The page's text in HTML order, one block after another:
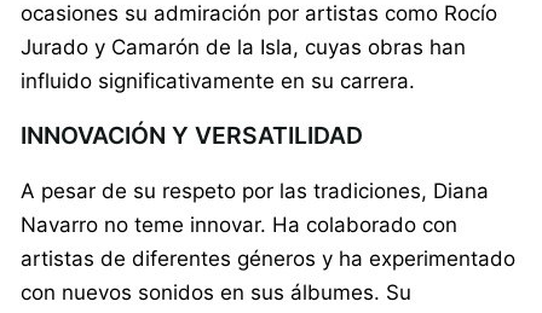
ocasiones su admiración por artistas como Rocío
Jurado y Camarón de la Isla, cuyas obras han
influido significativamente en su carrera.
INNOVACIÓN Y VERSATILIDAD
A pesar de su respeto por las tradiciones, Diana
Navarro no teme innovar. Ha colaborado con
artistas de diferentes géneros y ha experimentado
con nuevos sonidos en sus álbumes. Su